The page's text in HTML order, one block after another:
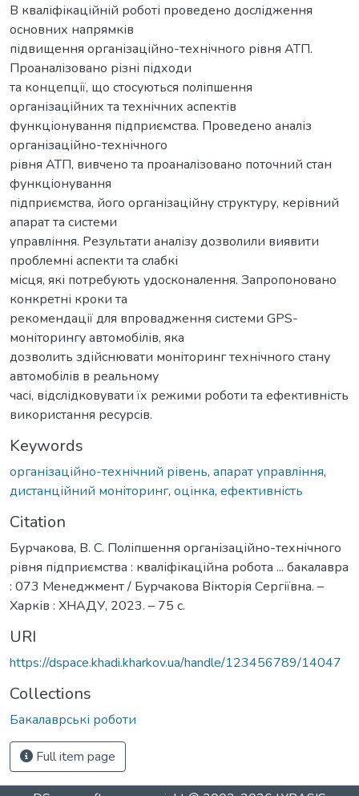
В кваліфікаційній роботі проведено дослідження
основних напрямків
підвищення організаційно-технічного рівня АТП.
Проаналізовано різні підходи
та концепції, що стосуються поліпшення
організаційних та технічних аспектів
функціонування підприємства. Проведено аналіз
організаційно-технічного
рівня АТП, вивчено та проаналізовано поточний стан
функціонування
підприємства, його організаційну структуру, керівний
апарат та системи
управління. Результати аналізу дозволили виявити
проблемні аспекти та слабкі
місця, які потребують удосконалення. Запропоновано
конкретні кроки та
рекомендації для впровадження системи GPS-
моніторингу автомобілів, яка
дозволить здійснювати моніторинг технічного стану
автомобілів в реальному
часі, відслідковувати їх режими роботи та ефективність
використання ресурсів.
Keywords
організаційно-технічний рівень, апарат управління,
дистанційний моніторинг, оцінка, ефективність
Citation
Бурчакова, В. С. Поліпшення організаційно-технічного
рівня підприємства : кваліфікаційна робота ... бакалавра
: 073 Менеджмент / Бурчакова Вікторія Сергіївна. –
Харків : ХНАДУ, 2023. – 75 с.
URI
https://dspace.khadi.kharkov.ua/handle/123456789/14047
Collections
Бакалаврські роботи
Full item page